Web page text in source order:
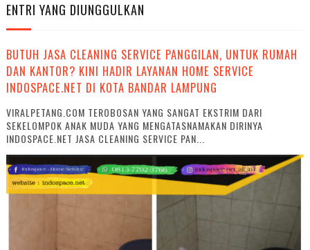
ENTRI YANG DIUNGGULKAN
BUTUH JASA CLEANING SERVICE PANGGILAN, UNTUK RUMAH
DAN KANTOR? KINI HADIR LAYANAN HOME SERVICE
INDOSPACE.NET DI KOTA BANDAR LAMPUNG
VIRALPETANG.COM TEROBOSAN YANG SANGAT EKSTRIM DARI
SEKELOMPOK ANAK MUDA YANG MENGATASNAMAKAN DIRINYA
INDOSPACE.NET JASA CLEANING SERVICE PAN...